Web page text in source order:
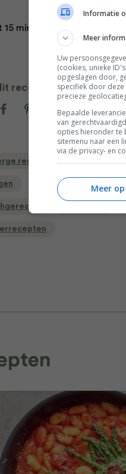
15 minuten staan en breng
recept
recepten Barbecue
Groente recepten
Informatie
Meer
Uw
(cookies, unieke
opgeslagen door,
specifiek door
precieze
Bepaalde
van
opties hieronder te
sitemenu naar een
via de privacy- en
Meer